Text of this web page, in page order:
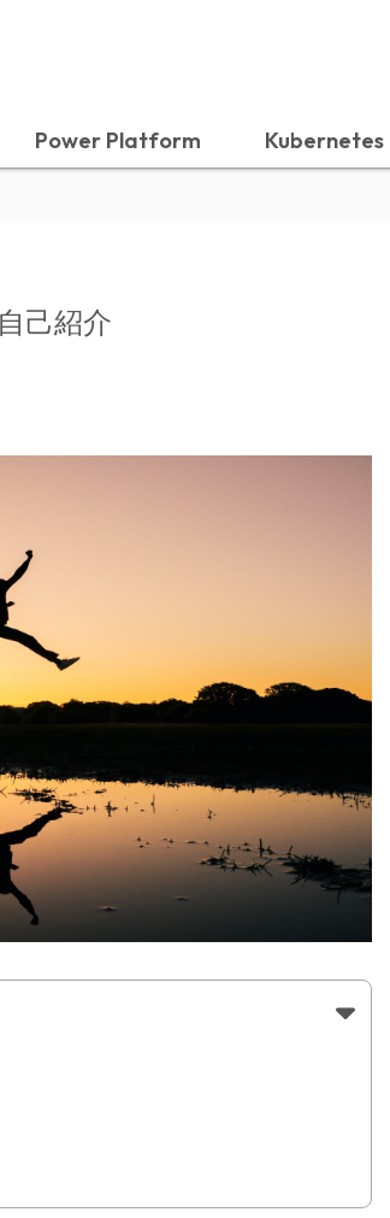
Power Platform Kubernetes
己紹介